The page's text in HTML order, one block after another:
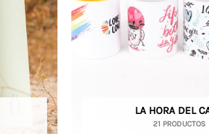
LA HORA DEL
21 PRODUCTOS